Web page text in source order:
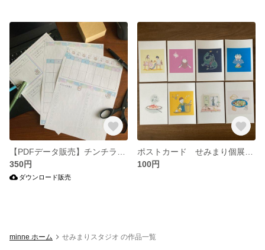
350円
ダウンロード販売
100円
minne ホーム せみまりスタジオ の作品一覧